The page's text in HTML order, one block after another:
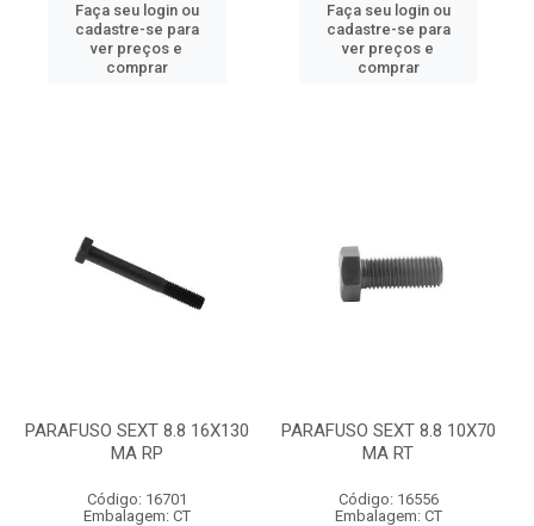
Faça seu login ou
cadastre-se para
ver preços e
comprar
Faça seu login ou
cadastre-se para
ver preços e
comprar
PARAFUSO SEXT 8.8 16X130
MA RP
Código: 16701
Embalagem: CT
PARAFUSO SEXT 8.8 10X70
MA RT
Código: 16556
Embalagem: CT